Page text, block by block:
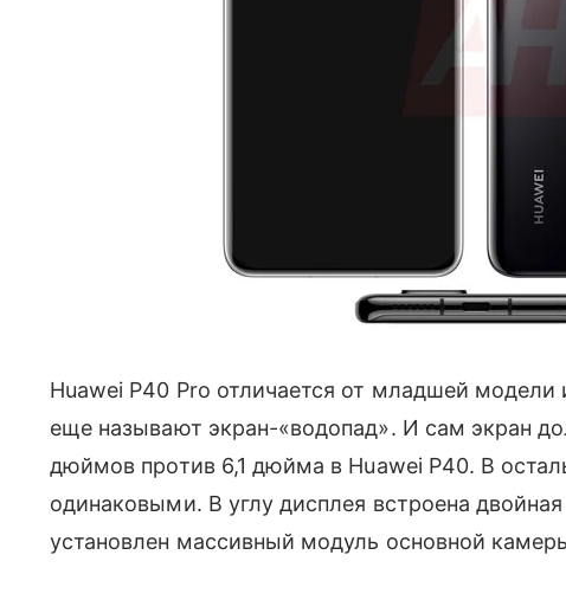
Huawei P40 Pro отличается от младшей
еще называют экран-«водопад». И сам экран
дюймов против 6,1 дюйма в Huawei P40. В
одинаковыми. В углу дисплея встроена
установлен массивный модуль основной